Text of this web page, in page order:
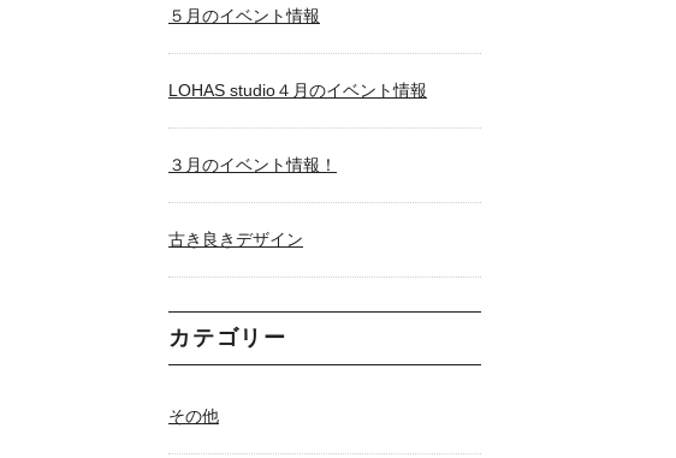
５月のイベント情報
LOHAS studio４月のイベント情報
３月のイベント情報！
古き良きデザイン
カテゴリー
その他